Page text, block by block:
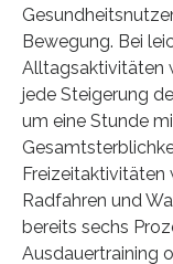
Bewegung. Bei
Alltagsaktivitäten
jede Steigerung
um eine Stunde
Freizeitaktivitäten
Radfahren und
bereits sechs
Ausdauertraining